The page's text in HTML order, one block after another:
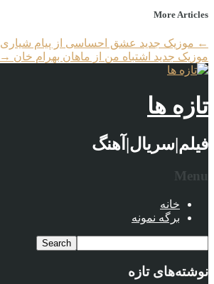
More Articles
← موزیک جدید عشق احساسی از پیام شیاری
موزیک جدید اشتباه من از ماهان بهرام خان →
تازه ها
فیلم|سریال|آهنگ
Menu
خانه
برگه نمونه
نوشته‌های تازه